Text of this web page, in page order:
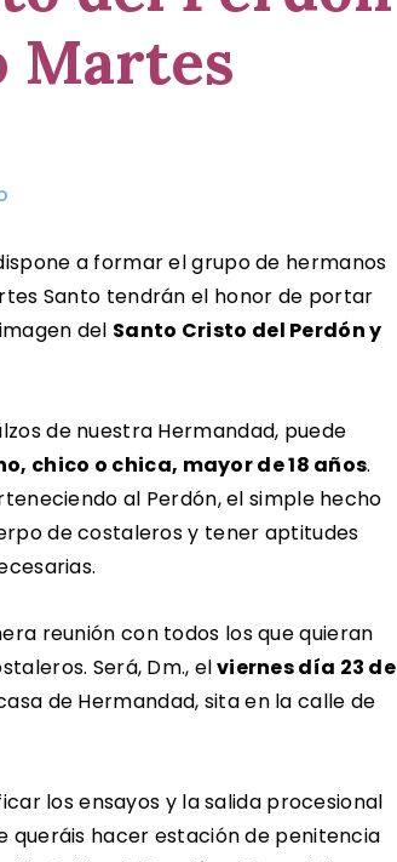
Martes
a formar el grupo de hermanos
Santo tendrán el honor de portar
del Santo Cristo del Perdón y
de nuestra Hermandad, puede
chico o chica, mayor de 18 años.
al Perdón, el simple hecho
de costaleros y tener aptitudes
reunión con todos los que quieran
Será, Dm., elviernes día 23 de
de Hermandad, sita en la calle de
los ensayos y la salida procesional
queráis hacer estación de penitencia